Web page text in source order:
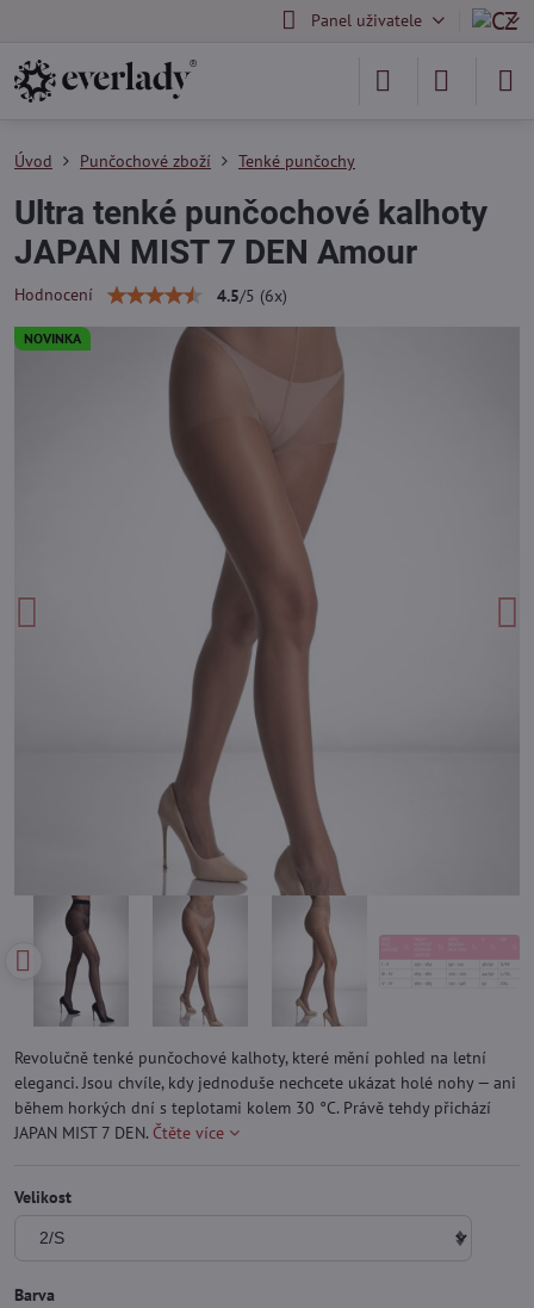
Panel uživatele
NOVINKA
Úvod Punčochové zboží Tenké punčochy
Ultra tenké punčochové kalhoty
JAPAN MIST 7 DEN Amour
Hodnocení 4.5/5 (6x)
Revolučně tenké punčochové kalhoty, které mění pohled na letní
eleganci. Jsou chvíle, kdy jednoduše nechcete ukázat holé nohy — ani
během horkých dní s teplotami kolem 30 °C. Právě tehdy přichází
JAPAN MIST 7 DEN. Čtěte více
Velikost
Barva